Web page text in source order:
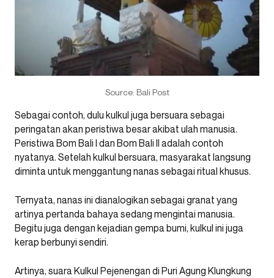
Source: Bali Post
Sebagai contoh, dulu kulkul juga bersuara sebagai
peringatan akan peristiwa besar akibat ulah manusia.
Peristiwa Bom Bali I dan Bom Bali II adalah contoh
nyatanya. Setelah kulkul bersuara, masyarakat langsung
diminta untuk menggantung nanas sebagai ritual khusus.
Ternyata, nanas ini dianalogikan sebagai granat yang
artinya pertanda bahaya sedang mengintai manusia.
Begitu juga dengan kejadian gempa bumi, kulkul ini juga
kerap berbunyi sendiri.
Artinya, suara Kulkul Pejenengan di Puri Agung Klungkung